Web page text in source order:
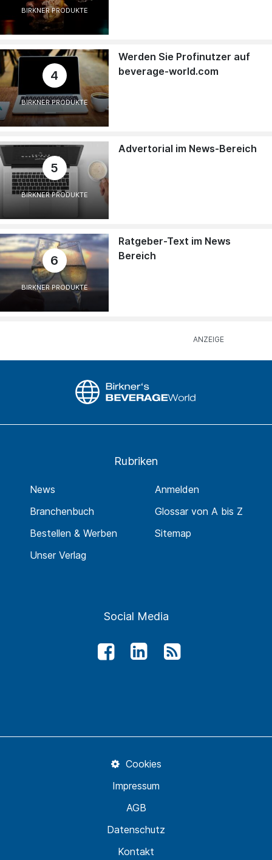
BIRKNER PRODUKTE
4
BIRKNER PRODUKTE
Werden Sie Profinutzer auf
beverage-world.com
5
BIRKNER PRODUKTE
Advertorial im News-Bereich
6
BIRKNER PRODUKTE
Ratgeber-Text im News
Bereich
Rubriken
News
Branchenbuch
Bestellen & Werben
Unser Verlag
Anmelden
Glossar von A bis Z
Sitemap
Social Media
Kontakt
Datenschutz
AGB
Impressum
Cookies